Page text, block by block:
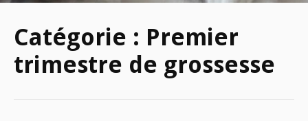
Catégorie : Premier
trimestre de grossesse